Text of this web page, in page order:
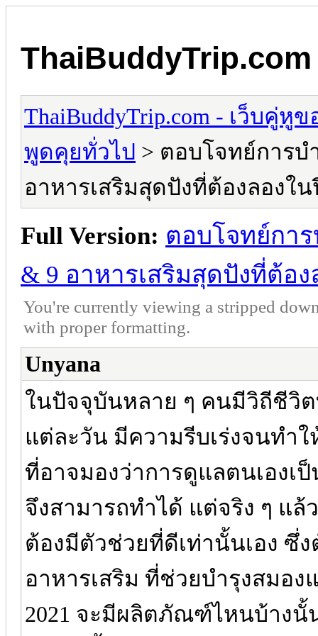
ThaiBuddyTrip.com - เว็บคู่หู
พูดคุยทั่วไป > ตอบโจทย์การบ
อาหารเสริมสุดปังที่ต้องลองใน
Full Version: ตอบโจทย์การ
& 9 อาหารเสริมสุดปังที่ต้อง
You're currently viewing a stripped
with proper formatting.
Unyana
ในปัจจุบันหลาย ๆ คนมีวิถีชีวิ
แต่ละวัน มีความรีบเร่งจนทำ
ที่อาจมองว่าการดูแลตนเองเ
จึงสามารถทำได้ แต่จริง ๆ แ
ต้องมีตัวช่วยที่ดีเท่านั้นเอง ซึ่
อาหารเสริม ที่ช่วยบำรุงสมอ
2021 จะมีผลิตภัณฑ์ไหนบ้างนั้